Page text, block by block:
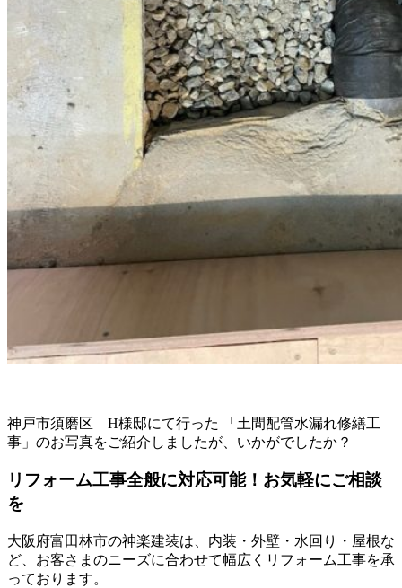
神戸市須磨区 H様邸にて行った 「土間配管水漏れ修繕工
事」のお写真をご紹介しましたが、いかがでしたか？
リフォーム工事全般に対応可能！お気軽にご相談
を
大阪府富田林市の神楽建装は、内装・外壁・水回り・屋根な
ど、お客さまのニーズに合わせて幅広くリフォーム工事を承
っております。